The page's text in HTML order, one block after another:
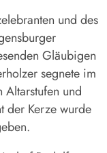
und des
Gläubigen
segnete im
Altarstufen und
der Kerze wurde